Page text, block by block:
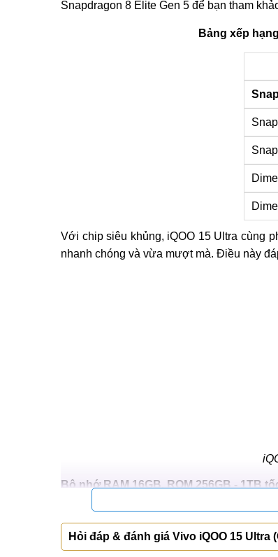
Snapdragon 8 Elite Gen 5 để bạn tham
Bảng xếp
Với chip siêu khủng, iQOO 15 Ultra cùng
nhanh chóng và vừa mượt mà. Điều này
Bộ nhớ RAM 16GB, ROM 256GB - 1TB
Về phần mềm iQOO 15 Ultra xuất
mượt mà với nhiều tính năng thú vị.
Hỏi đáp & đánh giá Vivo iQOO 15 Ultra